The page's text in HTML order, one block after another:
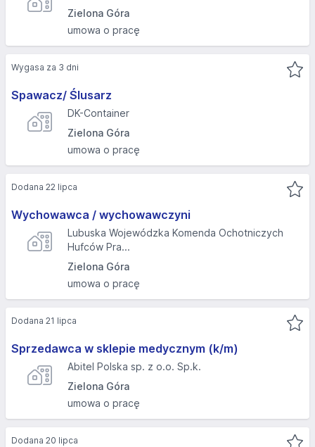
Zielona Góra
umowa o pracę
Spawacz/ Ślusarz
DK-Container
Zielona Góra
umowa o pracę
Wygasa za 3 dni
Wychowawca / wychowawczyni
Lubuska Wojewódzka Komenda Ochotniczych
Hufców Pra...
Zielona Góra
umowa o pracę
Dodana 22 lipca
Sprzedawca w sklepie medycznym (k/m)
Abitel Polska sp. z o.o. Sp.k.
Zielona Góra
umowa o pracę
Dodana 21 lipca
Dodana 20 lipca